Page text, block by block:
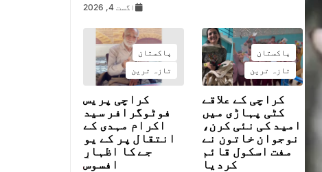
اگست 4, 2026
پاکستان
تازہ ترین
کراچی کے علاقے
کٹی پہاڑی میں
امید کی نئی کرن،
نوجوان خاتون نے
مفت اسکول قائم
کردیا
پاکستان
تازہ ترین
کراچی پریس
فوٹوگرافر سید
اکرام مہدی کے
انتقال پر کے یو
جے کا اظہارِ
افسوس